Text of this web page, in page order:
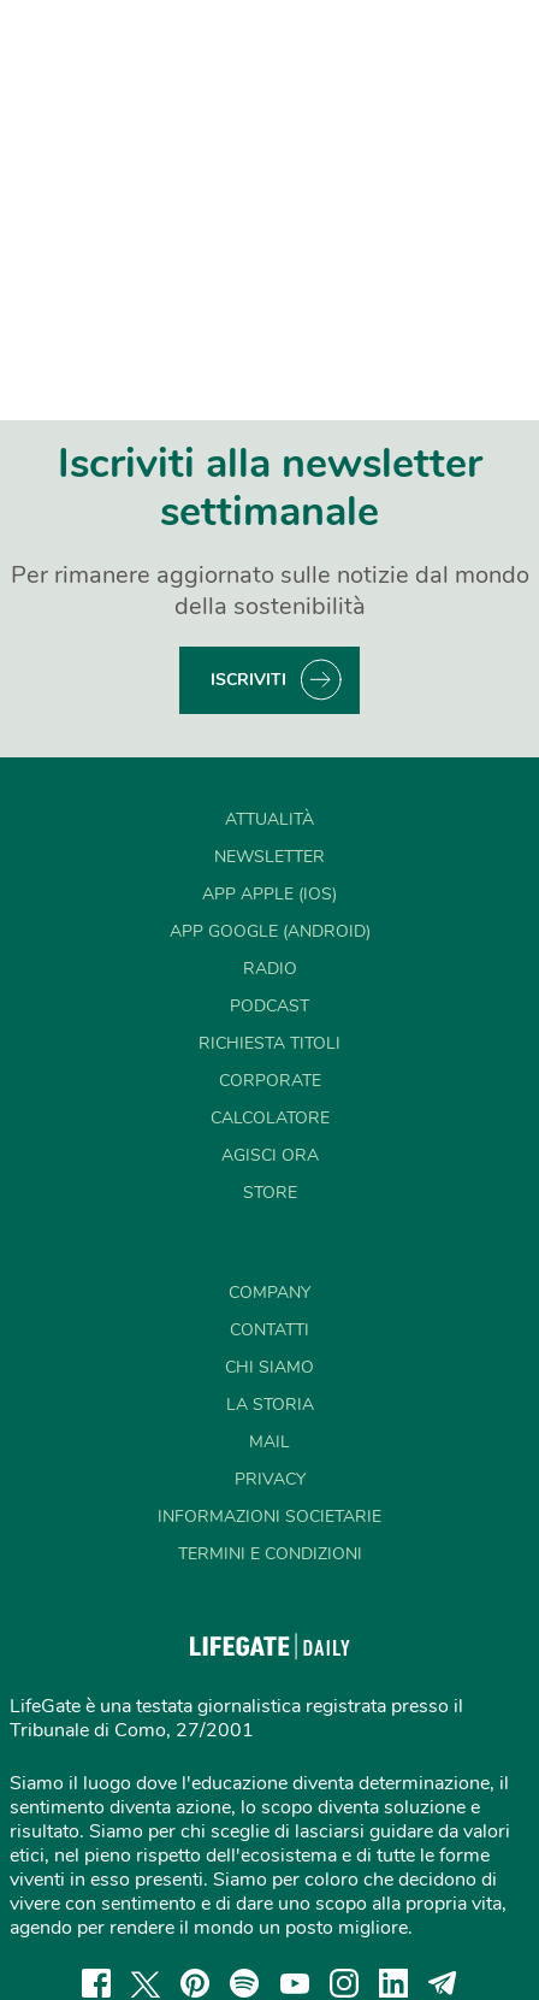
Iscriviti alla newsletter
settimanale
Per rimanere aggiornato sulle notizie dal mondo
della sostenibilità
ISCRIVITI
ATTUALITÀ
NEWSLETTER
APP APPLE (IOS)
APP GOOGLE (ANDROID)
RADIO
PODCAST
RICHIESTA TITOLI
CORPORATE
CALCOLATORE
AGISCI ORA
STORE
COMPANY
CONTATTI
CHI SIAMO
LA STORIA
MAIL
PRIVACY
INFORMAZIONI SOCIETARIE
TERMINI E CONDIZIONI
LifeGate è una testata giornalistica registrata presso il
Tribunale di Como, 27/2001
Siamo il luogo dove l'educazione diventa determinazione, il
sentimento diventa azione, lo scopo diventa soluzione e
risultato. Siamo per chi sceglie di lasciarsi guidare da valori
etici, nel pieno rispetto dell'ecosistema e di tutte le forme
viventi in esso presenti. Siamo per coloro che decidono di
vivere con sentimento e di dare uno scopo alla propria vita,
agendo per rendere il mondo un posto migliore.